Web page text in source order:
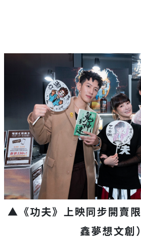
▲《功夫》上映同步開賣
鑫夢想文創）